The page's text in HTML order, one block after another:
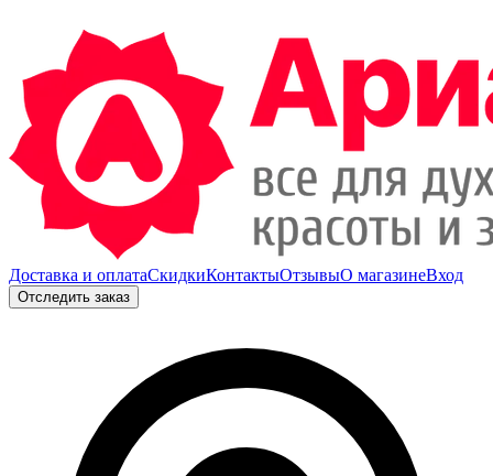
Доставка и оплатаСкидкиКонтактыОтзывыО магазинеВход
Отследить заказ